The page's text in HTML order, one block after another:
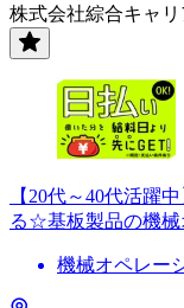
株式会社綜合キャ
【20代～40代活躍
る☆基板製品の機械
機械オペレー